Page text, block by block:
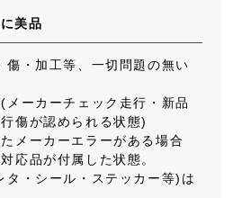
美品
傷・加工等、一切問題の無い
ーカーチェック走行・新品
傷が認められる状態)
メーカーエラーがある場合
応品が付属した状態。
タ・シール・ステッカー等)は